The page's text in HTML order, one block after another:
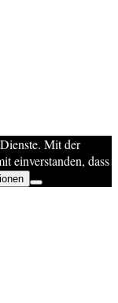
Mit der
einverstanden, dass